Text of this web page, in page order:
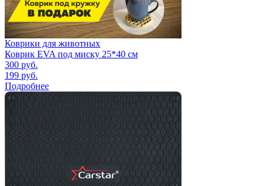
Коврики для животных
Коврик EVA под миску 25*40 см
300 руб.
199 руб.
Подробнее